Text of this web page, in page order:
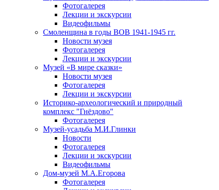
Фотогалерея
Лекции и экскурсии
Видеофильмы
Смоленщина в годы ВОВ 1941-1945 гг.
Новости музея
Фотогалерея
Лекции и экскурсии
Музей «В мире сказки»
Новости музея
Фотогалерея
Лекции и экскурсии
Историко-археологический и природный
комплекс "Гнёздово"
Фотогалерея
Музей-усадьба М.И.Глинки
Новости
Фотогалерея
Лекции и экскурсии
Видеофильмы
Дом-музей М.А.Егорова
Фотогалерея